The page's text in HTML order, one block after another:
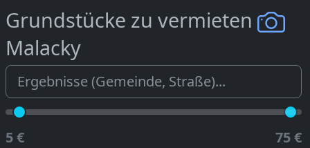
Grundstücke zu vermieten
Malacky
5 € 75 €